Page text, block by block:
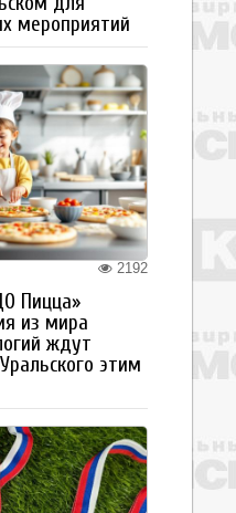
мероприятий
2192
Пицца»
из мира
ждут
этим